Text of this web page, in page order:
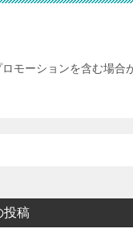
モーションを含む場合
投稿